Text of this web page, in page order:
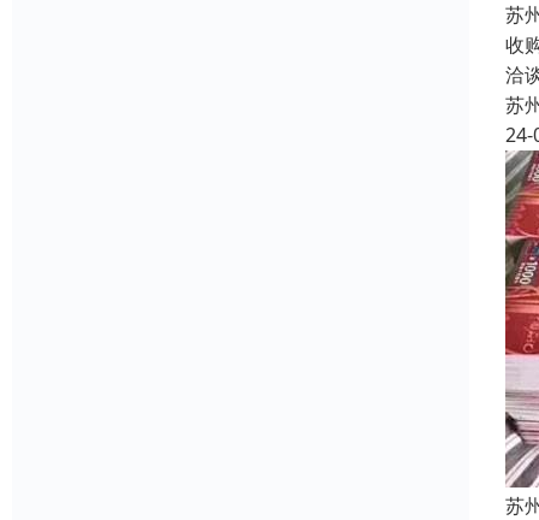
苏
收
洽
苏
24-
苏